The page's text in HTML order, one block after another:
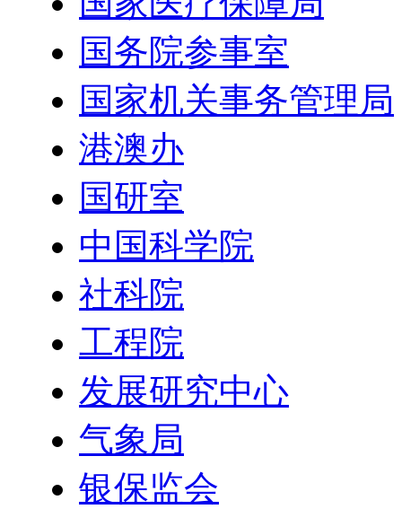
国务院参事室
国家机关事务管理局
港澳办
国研室
中国科学院
社科院
工程院
发展研究中心
气象局
银保监会